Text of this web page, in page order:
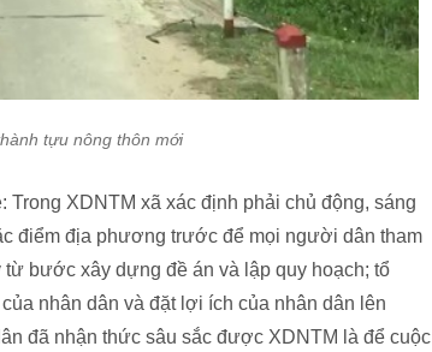
tựu nông thôn mới
XDNTM xã xác định phải chủ động, sáng
điểm địa phương trước để mọi người dân tham
bước xây dựng đề án và lập quy hoạch; tổ
nhân dân và đặt lợi ích của nhân dân lên
đã nhận thức sâu sắc được XDNTM là để cuộc